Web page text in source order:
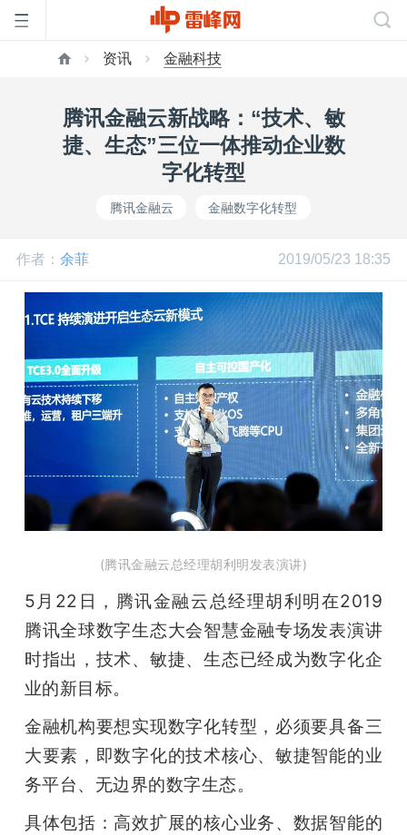
页
开
活
中
心
GAIR
专
资讯 金融科技
腾讯金融云新战略：“技术、敏
捷、生态”三位一体推动企业数
字化转型
腾讯金融云 金融数字化转型
作者： 余菲 2019/05/23 18:35
(腾讯金融云总经理胡利明发表演讲)
5月22日，腾讯金融云总经理胡利明在2019
腾讯全球数字生态大会智慧金融专场发表演讲
时指出，技术、敏捷、生态已经成为数字化企
业的新目标。
金融机构要想实现数字化转型，必须要具备三
大要素，即数字化的技术核心、敏捷智能的业
务平台、无边界的数字生态。
具体包括：高效扩展的核心业务、数据智能的